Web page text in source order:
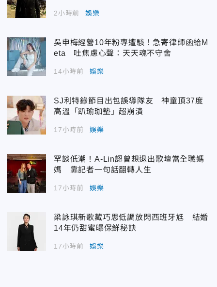
2小時前 娛樂
吳申梅經營10年粉專遭駭！急寄律師函給M
eta 吐焦慮心聲：天天魂不守舍
14小時前 娛樂
SJ利特錄節目出包誤導隊友 神童頂37度
高溫「趴瑜珈墊」超崩潰
17小時前 娛樂
罕談低潮！A-Lin認曾想退出歌壇當全職媽
媽 靠記者一句話翻轉人生
17小時前 娛樂
梁詠琪新歌藏巧思低調放閃西班牙尪 結婚
14年仍甜蜜曝保鮮秘訣
17小時前 娛樂